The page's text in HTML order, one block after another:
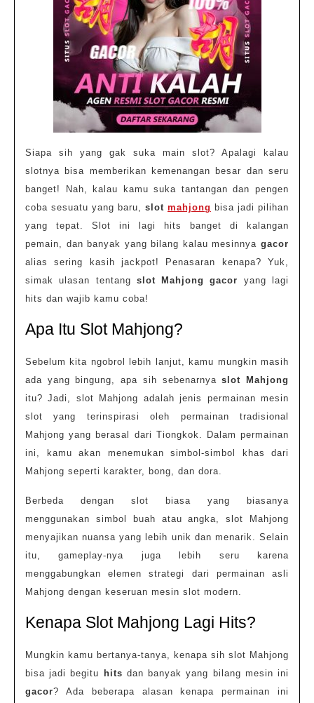
Siapa sih yang gak suka main slot? Apalagi kalau
slotnya bisa memberikan kemenangan besar dan seru
banget! Nah, kalau kamu suka tantangan dan pengen
coba sesuatu yang baru, slot mahjong bisa jadi pilihan
yang tepat. Slot ini lagi hits banget di kalangan
pemain, dan banyak yang bilang kalau mesinnya gacor
alias sering kasih jackpot! Penasaran kenapa? Yuk,
simak ulasan tentang slot Mahjong gacor yang lagi
hits dan wajib kamu coba!
Apa Itu Slot Mahjong?
Sebelum kita ngobrol lebih lanjut, kamu mungkin masih
ada yang bingung, apa sih sebenarnyaslot Mahjong
itu? Jadi, slot Mahjong adalah jenis permainan mesin
slot yang terinspirasi oleh permainan tradisional
Mahjong yang berasal dari Tiongkok. Dalam permainan
ini, kamu akan menemukan simbol-simbol khas dari
Mahjong seperti karakter, bong, dan dora.
Berbeda dengan slot biasa yang biasanya
menggunakan simbol buah atau angka, slot Mahjong
menyajikan nuansa yang lebih unik dan menarik. Selain
itu, gameplay-nya juga lebih seru karena
menggabungkan elemen strategi dari permainan asli
Mahjong dengan keseruan mesin slot modern.
Kenapa Slot Mahjong Lagi Hits?
Mungkin kamu bertanya-tanya, kenapa sih slot Mahjong
bisa jadi begitu
hits dan banyak yang bilang mesin ini
gacor? Ada beberapa alasan kenapa permainan ini